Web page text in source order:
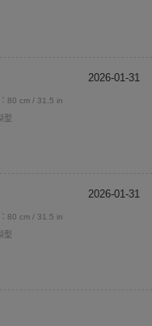
2026-01-31
80 cm / 31.5 in
型
2026-01-31
80 cm / 31.5 in
型